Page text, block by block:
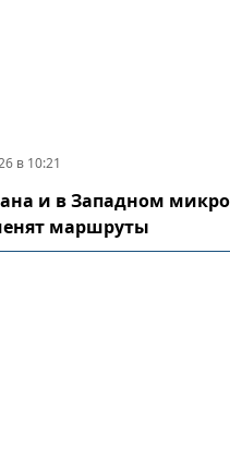
в 10:21
и в Западном
маршруты